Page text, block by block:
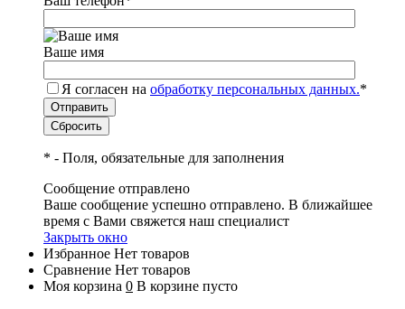
Ваше имя
Я согласен на обработку персональных данных.*
* - Поля, обязательные для заполнения
Сообщение отправлено
Ваше сообщение успешно отправлено. В ближайшее
время с Вами свяжется наш специалист
Закрыть окно
Избранное Нет товаров
Сравнение Нет товаров
Моя корзина 0 В корзине пусто